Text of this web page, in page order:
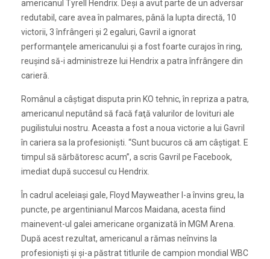
americanul Tyrell Hendrix. Deşi a avut parte de un adversar
redutabil, care avea în palmares, până la lupta directă, 10
victorii, 3 înfrângeri și 2 egaluri, Gavril a ignorat
performanţele americanului şi a fost foarte curajos în ring,
reuşind să-i administreze lui Hendrix a patra înfrângere din
carieră.
Românul a câştigat disputa prin KO tehnic, în repriza a patra,
americanul neputând să facă faţă valurilor de lovituri ale
pugilistului nostru. Aceasta a fost a noua victorie a lui Gavril
în cariera sa la profesionişti. “Sunt bucuros că am câştigat. E
timpul să sărbătoresc acum”, a scris Gavril pe Facebook,
imediat după succesul cu Hendrix.
În cadrul aceleiaşi gale, Floyd Mayweather l-a învins greu, la
puncte, pe argentinianul Marcos Maidana, acesta fiind
mainevent-ul galei americane organizată în MGM Arena.
După acest rezultat, americanul a rămas neînvins la
profesionişti şi şi-a păstrat titlurile de campion mondial WBC